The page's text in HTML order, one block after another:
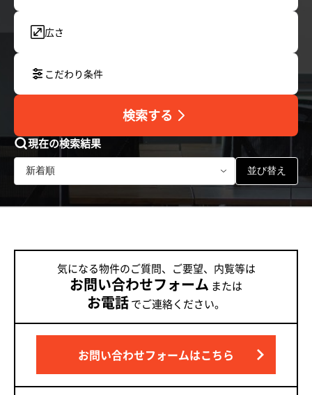
広さ
こだわり条件
検索する
現在の検索結果
並び替え
気になる物件のご質問、ご要望、内覧等は
お問い合わせフォーム または
お電話でご連絡ください。
お問い合わせフォームはこちら